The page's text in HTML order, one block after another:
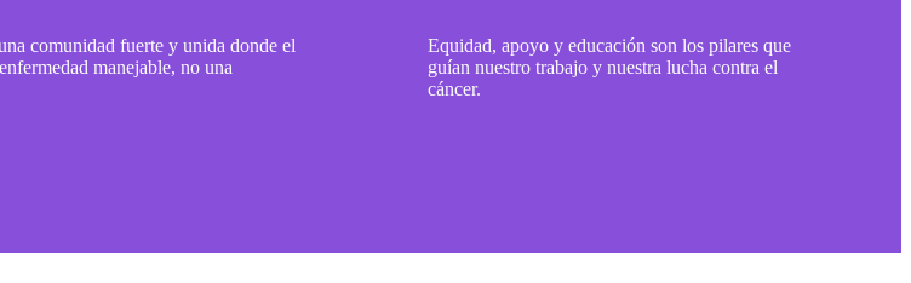
comunidad fuerte y unida donde el
manejable, no una
Equidad, apoyo y educación son los pilares que
guían nuestro trabajo y nuestra lucha contra el
cáncer.